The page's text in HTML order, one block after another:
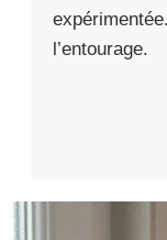
l’entourage.